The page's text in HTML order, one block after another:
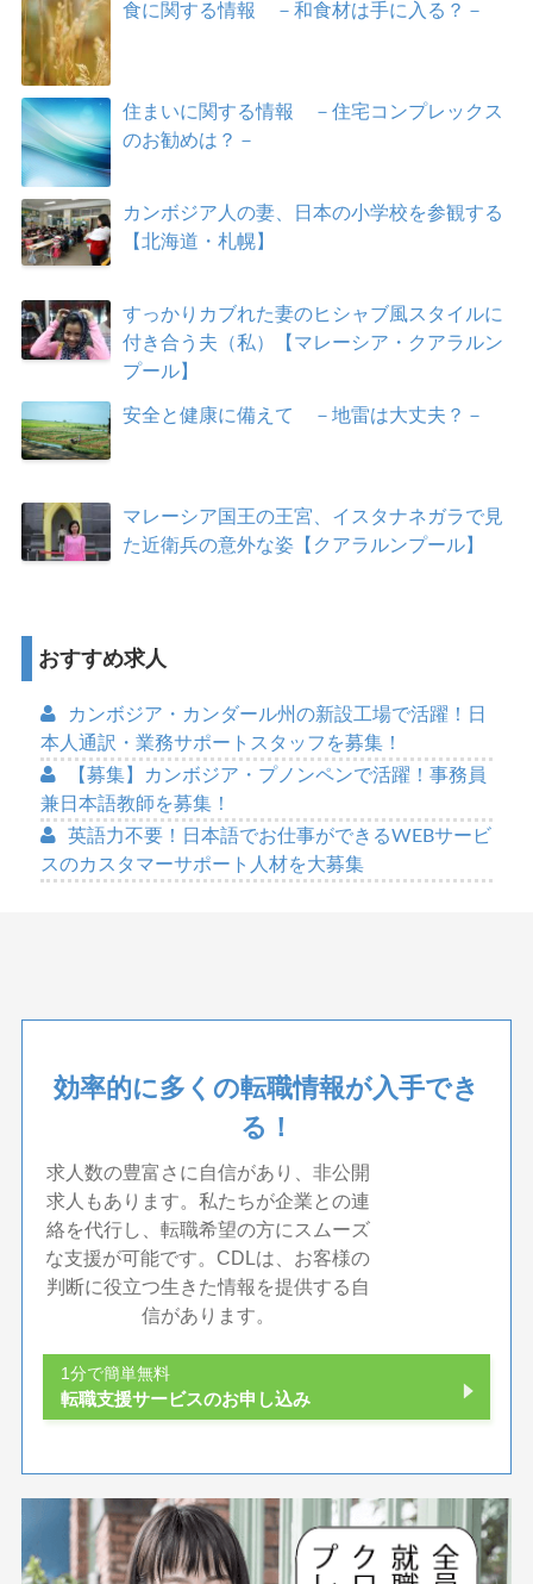
食に関する情報 －和食材は手に入る？－
住まいに関する情報 －住宅コンプレックス
のお勧めは？－
カンボジア人の妻、日本の小学校を参観する
【北海道・札幌】
すっかりカブれた妻のヒシャブ風スタイルに
付き合う夫（私）【マレーシア・クアラルン
プール】
安全と健康に備えて －地雷は大丈夫？－
マレーシア国王の王宮、イスタナネガラで見
た近衛兵の意外な姿【クアラルンプール】
おすすめ求人
カンボジア・カンダール州の新設工場で活躍！日
本人通訳・業務サポートスタッフを募集！
【募集】カンボジア・プノンペンで活躍！事務員
兼日本語教師を募集！
英語力不要！日本語でお仕事ができるWEBサービ
スのカスタマーサポート人材を大募集
効率的に多くの転職情報が入手でき
る！
求人数の豊富さに自信があり、非公開
求人もあります。私たちが企業との連
絡を代行し、転職希望の方にスムーズ
な支援が可能です。CDLは、お客様の
判断に役立つ生きた情報を提供する自
信があります。
1分で簡単無料
転職支援サービスのお申し込み